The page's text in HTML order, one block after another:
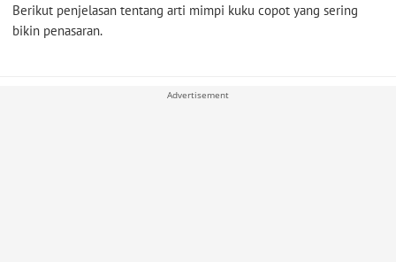
Berikut penjelasan tentang arti mimpi kuku copot yang sering
bikin penasaran.
Advertisement